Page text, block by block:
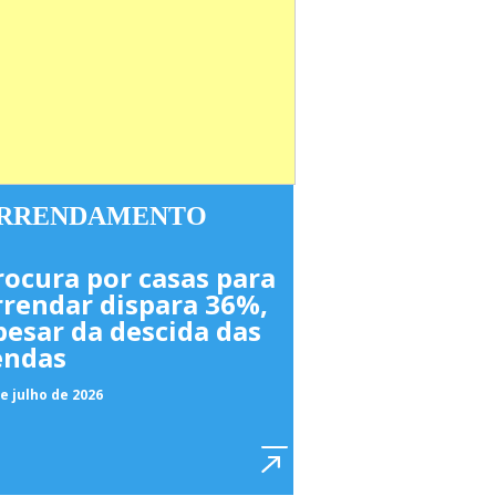
por casas para
dispara 36%,
da descida das
julho de 2026